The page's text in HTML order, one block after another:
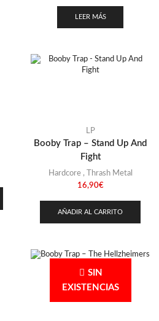
LEER MÁS
LP
Booby Trap – Stand Up And
Fight
Hardcore,
Thrash Metal
16,90€
AÑADIR AL CARRITO
SIN
EXISTENCIAS